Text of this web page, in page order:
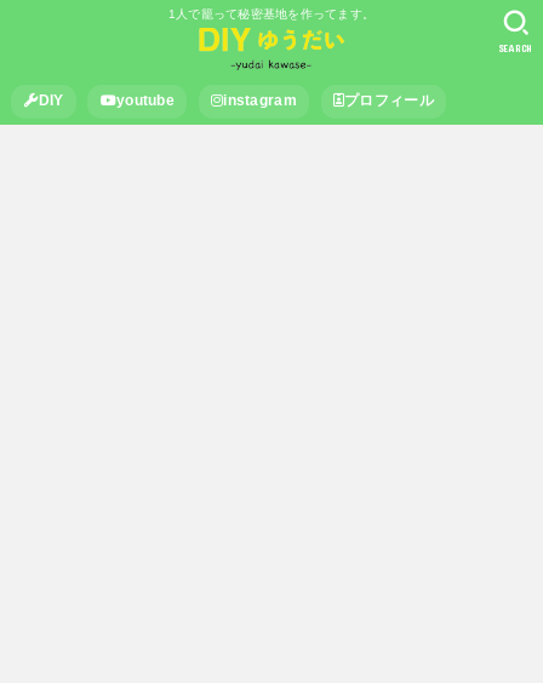
1人で籠って秘密基地を作ってます。
DIY youtube instagram プロフィール
SEARCH